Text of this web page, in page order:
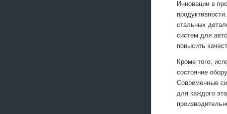
Инновации в
стальных
систем для
повысить
Кроме того,
состояние
Современные
для каждого